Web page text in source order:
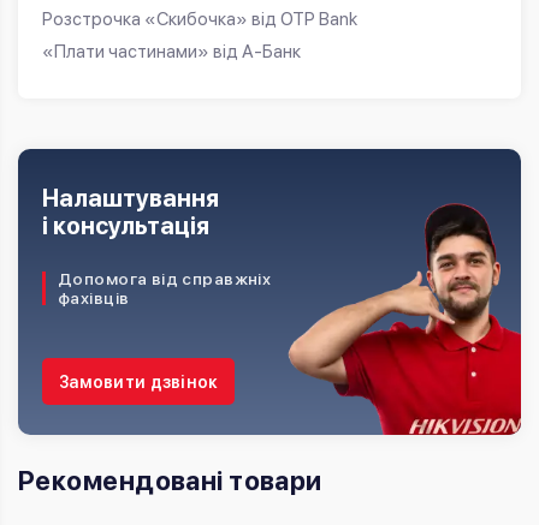
Розстрочка «Скибочка» від OTP Bank
«Плати частинами» від А-Банк
Допомога від справжніх
фахівців
Налаштування
і консультація
Замовити дзвінок
Рекомендовані товари